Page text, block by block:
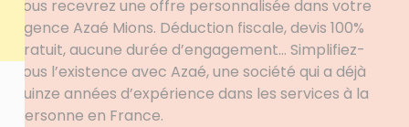
vous recevrez une offre personnalisée dans votre
agence Azaé Mions. Déduction fiscale, devis 100%
gratuit, aucune durée d’engagement… Simplifiez-
vous l’existence avec Azaé, une société qui a déjà
quinze années d’expérience dans les services à la
personne en France.